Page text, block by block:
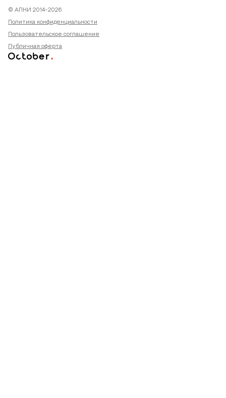
© АПНИ 2014-2026
Политика конфиденциальности
Пользовательское соглашение
Публичная оферта